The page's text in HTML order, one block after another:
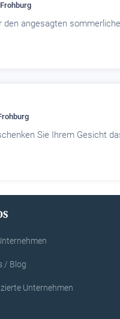
den angesagten
Sie Ihrem Gesicht
/ Blog
Unternehmen